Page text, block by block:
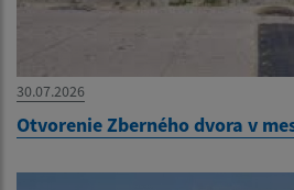
30.07.2026
Otvorenie Zberného dvora v